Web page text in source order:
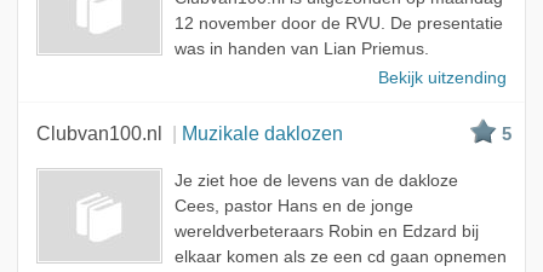
12 november door de RVU. De presentatie
was in handen van Lian Priemus.
Bekijk uitzending
Clubvan100.nl Muzikale daklozen 5
Je ziet hoe de levens van de dakloze
Cees, pastor Hans en de jonge
wereldverbeteraars Robin en Edzard bij
elkaar komen als ze een cd gaan opnemen